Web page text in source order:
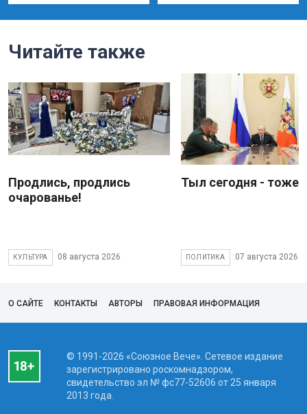
Читайте также
Продлись, продлись
очарованье!
КУЛЬТУРА 08 августа 2026
Тыл сегодня - тоже
ПОЛИТИКА 07 августа 2026
О САЙТЕ КОНТАКТЫ АВТОРЫ ПРАВОВАЯ ИНФОРМАЦИЯ
© 1991-2026 «Союзное Вече». Сетевое издание
зарегистрировано роскомнадзором,
свидетельство эл № фc77-52606 от 25 января
2013 года.